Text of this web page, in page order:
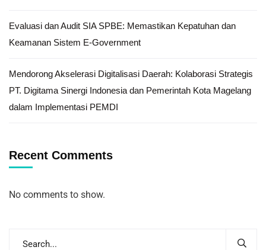
Evaluasi dan Audit SIA SPBE: Memastikan Kepatuhan dan
Keamanan Sistem E-Government
Mendorong Akselerasi Digitalisasi Daerah: Kolaborasi Strategis
PT. Digitama Sinergi Indonesia dan Pemerintah Kota Magelang
dalam Implementasi PEMDI
Recent Comments
No comments to show.